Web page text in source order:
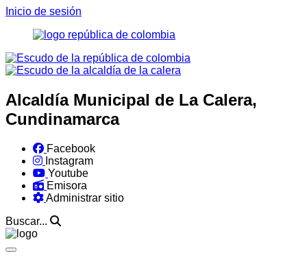
Inicio de sesión
Alcaldía Municipal de La Calera,
Cundinamarca
Facebook
Instagram
Youtube
Emisora
Administrar sitio
Buscar...